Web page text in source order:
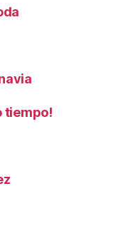
tiempo!